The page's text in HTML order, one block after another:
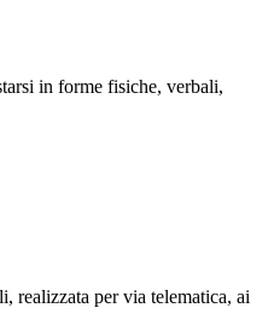
in forme fisiche, verbali,
realizzata per via telematica, ai